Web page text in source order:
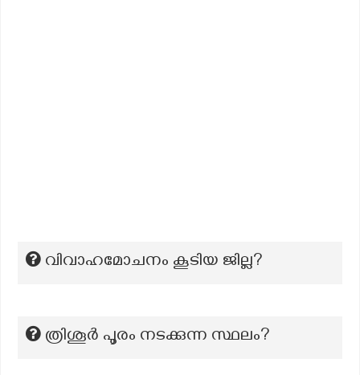
വിവാഹമോചനം കൂടിയ ജില്ല?
ത്രിശൂർ പൂരം നടക്കുന്ന സ്ഥലം?